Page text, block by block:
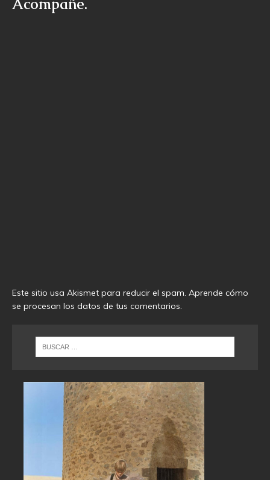
Acompañe.
Este sitio usa Akismet para reducir el spam. Aprende cómo
se procesan los datos de tus comentarios.